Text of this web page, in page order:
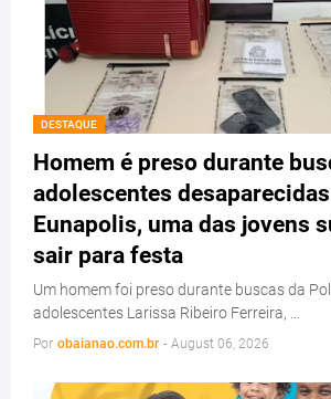
DESTAQUE
Homem é preso durante
adolescentes
Eunapolis, uma das jovens
sair para festa
Um homem foi preso durante buscas da
adolescentes Larissa Ribeiro Ferreira, …
Por obaianao.com.br - August 06, 2026